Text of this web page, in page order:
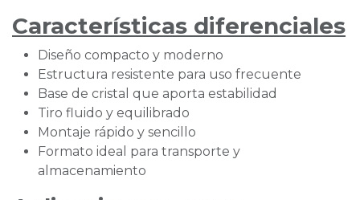
Características diferenciales
Diseño compacto y moderno
Estructura resistente para uso frecuente
Base de cristal que aporta estabilidad
Tiro fluido y equilibrado
Montaje rápido y sencillo
Formato ideal para transporte y
almacenamiento